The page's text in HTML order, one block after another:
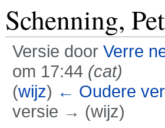
Schenning,
Versie door Verre
om 17:44 (cat)
(wijz) ← Oudere
versie → (wijz)